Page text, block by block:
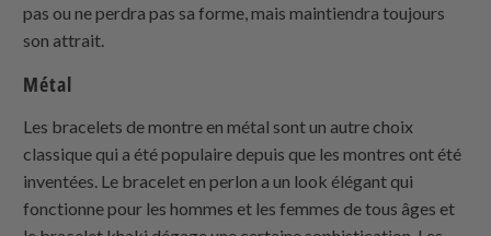
pas ou ne perdra pas sa forme, mais maintiendra toujours
son attrait.
Métal
Les bracelets de montre en métal sont un autre choix
classique qui a été populaire depuis que les montres ont été
inventées. Le bracelet en perlon a un look élégant qui
fonctionne pour les hommes et les femmes de tous âges et